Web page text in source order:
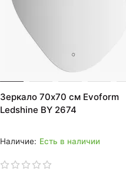
Алассио 00196634
Зеркало 70х70 см Evoform
Ledshine BY 2674
Есть в наличии